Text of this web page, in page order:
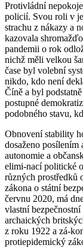
Protivládní
policií. Svou roli v
strachu z nákazy a
kazovala
pandemii o rok
nichž měli velkou
čase byl volební
nikdo, kdo není
Číně a byl
postupné
podobného stavu,
Obnovení stability
dosaženo
autonomie a
elimi-nací politické
různých prostředků
zákona o státní
červnu 2020, má
vlastní
archaických
z roku 1922 a zá-
protiepidemický